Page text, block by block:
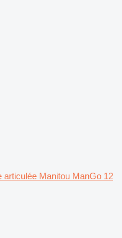
articulée Manitou ManGo 12